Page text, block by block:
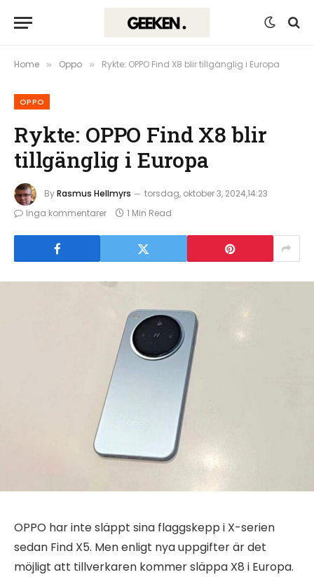
Home » Oppo » Rykte: OPPO Find X8 blir tillgänglig i Europa
OPPO
Rykte: OPPO Find X8 blir
tillgänglig i Europa
ByRasmus Hellmyrs
torsdag, oktober 3, 2024,14:23
Inga kommentarer
1 Min Read
OPPO har inte släppt sina flaggskepp i X-serien
sedan Find X5. Men enligt nya uppgifter är det
möjligt att tillverkaren kommer släppa X8 i Europa.